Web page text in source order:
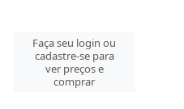
Faça seu login ou
cadastre-se para
ver preços e
comprar